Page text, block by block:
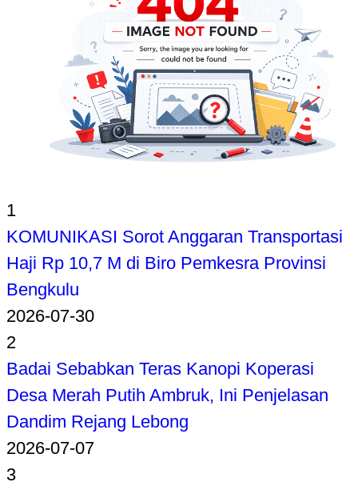
1
KOMUNIKASI Sorot Anggaran Transportasi
Haji Rp 10,7 M di Biro Pemkesra Provinsi
Bengkulu
2026-07-30
2
Badai Sebabkan Teras Kanopi Koperasi
Desa Merah Putih Ambruk, Ini Penjelasan
Dandim Rejang Lebong
2026-07-07
3